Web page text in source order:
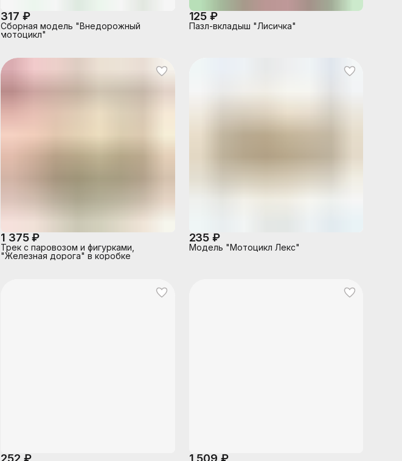
317 ₽
Сборная модель "Внедорожный
мотоцикл"
125 ₽
Пазл-вкладыш "Лисичка"
1 375 ₽
Трек с паровозом и фигурками,
"Железная дорога" в коробке
235 ₽
Модель "Мотоцикл Лекс"
252 ₽ 1 509 ₽